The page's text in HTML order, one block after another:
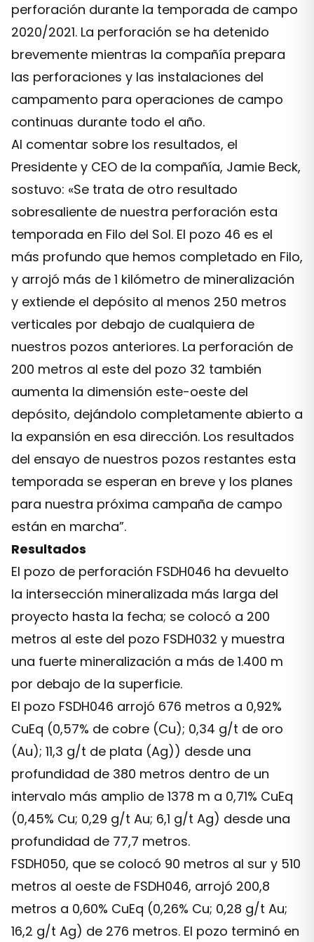
perforación durante la temporada de campo
2020/2021. La perforación se ha detenido
brevemente mientras la compañía prepara
las perforaciones y las instalaciones del
campamento para operaciones de campo
continuas durante todo el año.
Al comentar sobre los resultados, el
Presidente y CEO de la compañía, Jamie Beck,
sostuvo: «Se trata de otro resultado
sobresaliente de nuestra perforación esta
temporada en Filo del Sol. El pozo 46 es el
más profundo que hemos completado en Filo,
y arrojó más de 1 kilómetro de mineralización
y extiende el depósito al menos 250 metros
verticales por debajo de cualquiera de
nuestros pozos anteriores. La perforación de
200 metros al este del pozo 32 también
aumenta la dimensión este-oeste del
depósito, dejándolo completamente abierto a
la expansión en esa dirección. Los resultados
del ensayo de nuestros pozos restantes esta
temporada se esperan en breve y los planes
para nuestra próxima campaña de campo
están en marcha”.
Resultados
El pozo de perforación FSDH046 ha devuelto
la intersección mineralizada más larga del
proyecto hasta la fecha; se colocó a 200
metros al este del pozo FSDH032 y muestra
una fuerte mineralización a más de 1.400 m
por debajo de la superficie.
El pozo FSDH046 arrojó 676 metros a 0,92%
CuEq (0,57% de cobre (Cu); 0,34 g/t de oro
(Au); 11,3 g/t de plata (Ag)) desde una
profundidad de 380 metros dentro de un
intervalo más amplio de 1378 m a 0,71% CuEq
(0,45% Cu; 0,29 g/t Au; 6,1 g/t Ag) desde una
profundidad de 77,7 metros.
FSDH050, que se colocó 90 metros al sur y 510
metros al oeste de FSDH046, arrojó 200,8
metros a 0,60% CuEq (0,26% Cu; 0,28 g/t Au;
16,2 g/t Ag) de 276 metros. El pozo terminó en